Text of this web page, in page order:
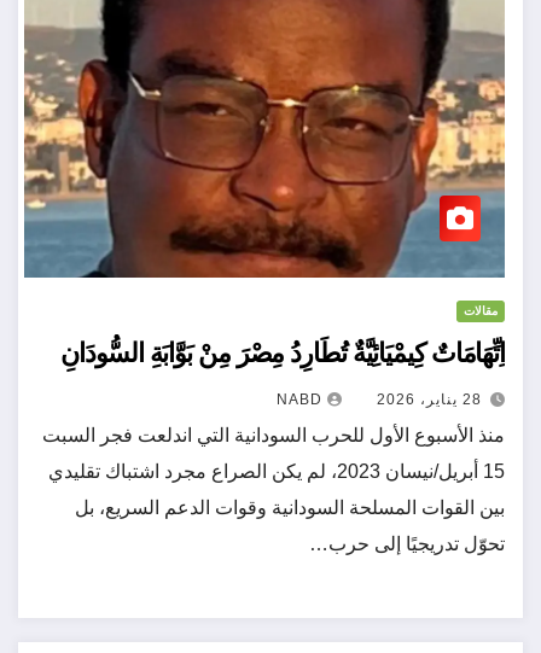
مقالات
اِتِّهَامَاتٌ كِيمْيَائِيَّةٌ تُطَارِدُ مِصْرَ مِنْ بَوَّابَةِ السُّودَانِ
28 يناير، 2026 NABD
منذ الأسبوع الأول للحرب السودانية التي اندلعت فجر السبت
15 أبريل/نيسان 2023، لم يكن الصراع مجرد اشتباك تقليدي
بين القوات المسلحة السودانية وقوات الدعم السريع، بل
تحوّل تدريجيًا إلى حرب…